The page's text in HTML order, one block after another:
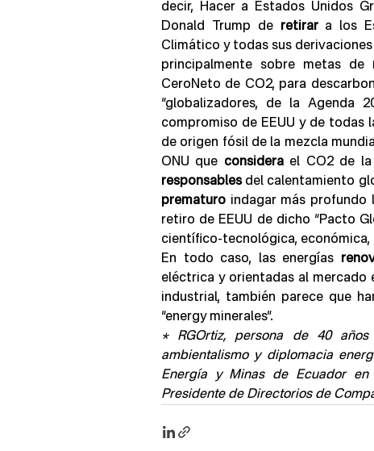
decir, Hacer a Estados Unidos
Donald Trump de retirar a los
Climático y todas sus
principalmente sobre metas de
CeroNeto de CO2, para
“globalizadores, de la Agenda
compromiso de EEUU y de todas
de origen fósil de la mezcla
ONU que considera
responsables
prematuro indagar más profundo
retiro de EEUU de dicho “Pacto
científico-tecnológica,
En todo caso, las energías
eléctrica y orientadas al
industrial, también parece que
“energy minerales”.
* RGOrtiz, persona de 40
ambientalismo y diplomacia
Energía y Minas de Ecuador en
Presidente de Directorios de